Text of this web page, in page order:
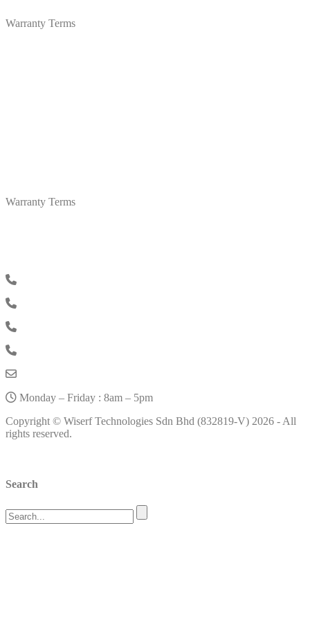
Warranty Terms
Warranty Terms
Monday – Friday : 8am – 5pm
Copyright © Wiserf Technologies Sdn Bhd (832819-V) 2026 - All
rights reserved.
Search